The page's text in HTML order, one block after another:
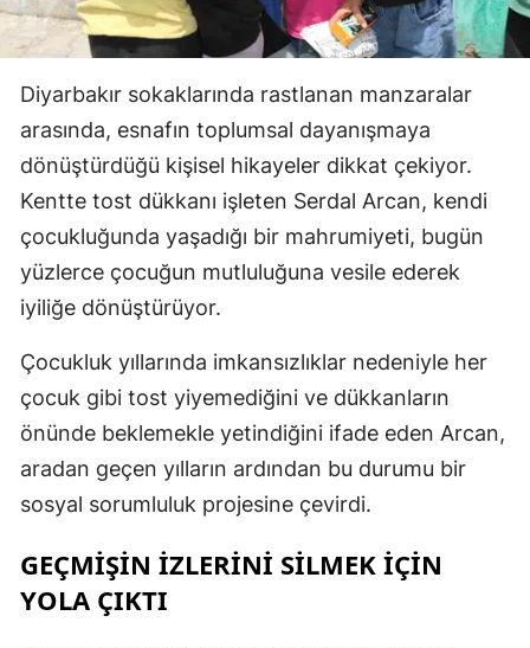
Diyarbakır sokaklarında rastlanan manzaralar
arasında, esnafın toplumsal dayanışmaya
dönüştürdüğü kişisel hikayeler dikkat çekiyor.
Kentte tost dükkanı işleten Serdal Arcan, kendi
çocukluğunda yaşadığı bir mahrumiyeti, bugün
yüzlerce çocuğun mutluluğuna vesile ederek
iyiliğe dönüştürüyor.
Çocukluk yıllarında imkansızlıklar nedeniyle her
çocuk gibi tost yiyemediğini ve dükkanların
önünde beklemekle yetindiğini ifade eden Arcan,
aradan geçen yılların ardından bu durumu bir
sosyal sorumluluk projesine çevirdi.
GEÇMİŞİN İZLERİNİ SİLMEK İÇİN
YOLA ÇIKTI